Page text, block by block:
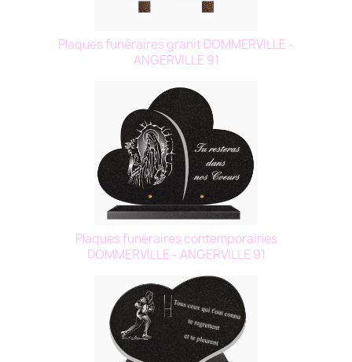
Plaques funéraires granit DOMMERVILLE -
ANGERVILLE 91
Plaques funéraires contemporaines
DOMMERVILLE - ANGERVILLE 91